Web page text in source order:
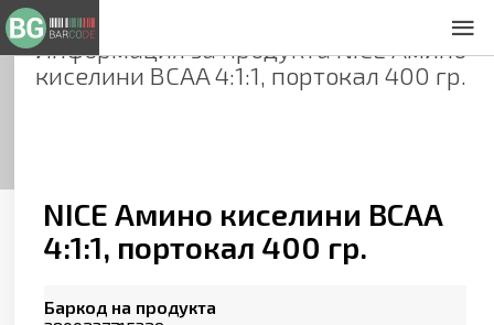
Информация за продуктаNICE Амино
киселини BCAA 4:1:1, портокал 400 гр.
NICE Амино киселини BCAA
4:1:1, портокал 400 гр.
Баркод на продукта
Общи условия